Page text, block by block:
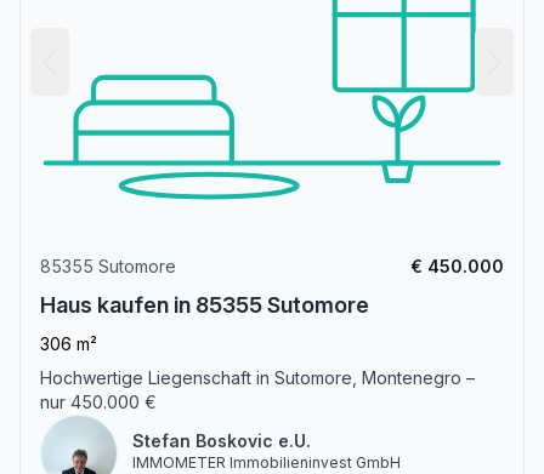
85355 Sutomore € 450.000
Haus kaufen in 85355 Sutomore
306 m²
Hochwertige Liegenschaft in Sutomore, Montenegro –
nur 450.000 €
Stefan Boskovic e.U.
IMMOMETER Immobilieninvest GmbH